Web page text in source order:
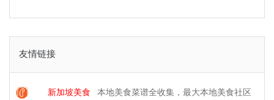
友情链接
新加坡美食
本地美食菜谱全收集，最大本地美食社区